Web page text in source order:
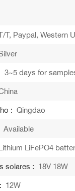
T, Paypal, Western
3~5 days for
: Qingdao
Available
LiFePO4
solares : 18V 18W
12W